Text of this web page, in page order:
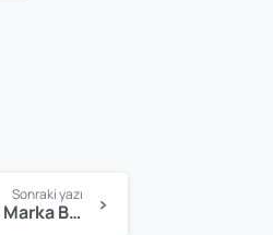
Sonraki yazı
Logo’nun Marka Bağlılığına Etkisi